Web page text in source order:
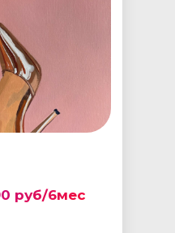
руб/6мес